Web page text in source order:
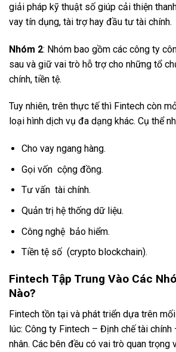
giải pháp kỹ thuật số giúp cải thiện
vay tín dụng, tài trợ hay đầu tư tài chính.
Nhóm 2: Nhóm bao gồm các công ty
sau và giữ vai trò hỗ trợ cho những tổ
chính, tiền tệ.
Tuy nhiên, trên thực tế thì Fintech còn
loại hình dịch vụ đa dạng khác. Cụ thể
Cho vay ngang hàng.
Gọi vốn cộng đồng.
Tư vấn tài chính.
Quản trị hệ thống dữ liệu.
Công nghệ bảo hiểm.
Tiền tệ số (crypto blockchain).
Fintech Tập Trung Vào Các
Nào?
Fintech tồn tại và phát triển dựa trên
lúc: Công ty Fintech – Định chế tài chính
nhân. Các bên đều có vai trò quan